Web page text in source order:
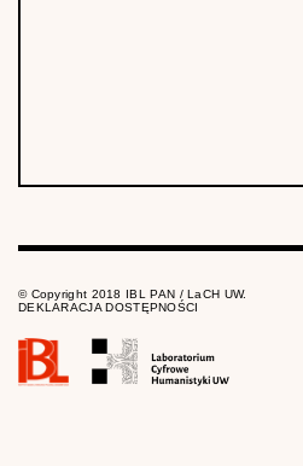
© Copyright 2018 IBL PAN / LaCH UW.
DEKLARACJA DOSTĘPNOŚCI